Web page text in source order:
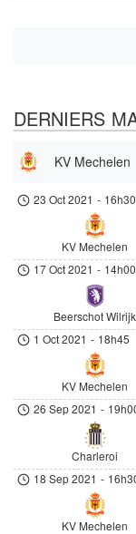
DERNIERS
KV Mechelen
23 Oct 2021 - 16h30
KV Mechelen
17 Oct 2021 - 14h00
Beerschot Wilrijk
1 Oct 2021 - 18h45
KV Mechelen
26 Sep 2021 -
Charleroi
18 Sep 2021 -
KV Mechelen